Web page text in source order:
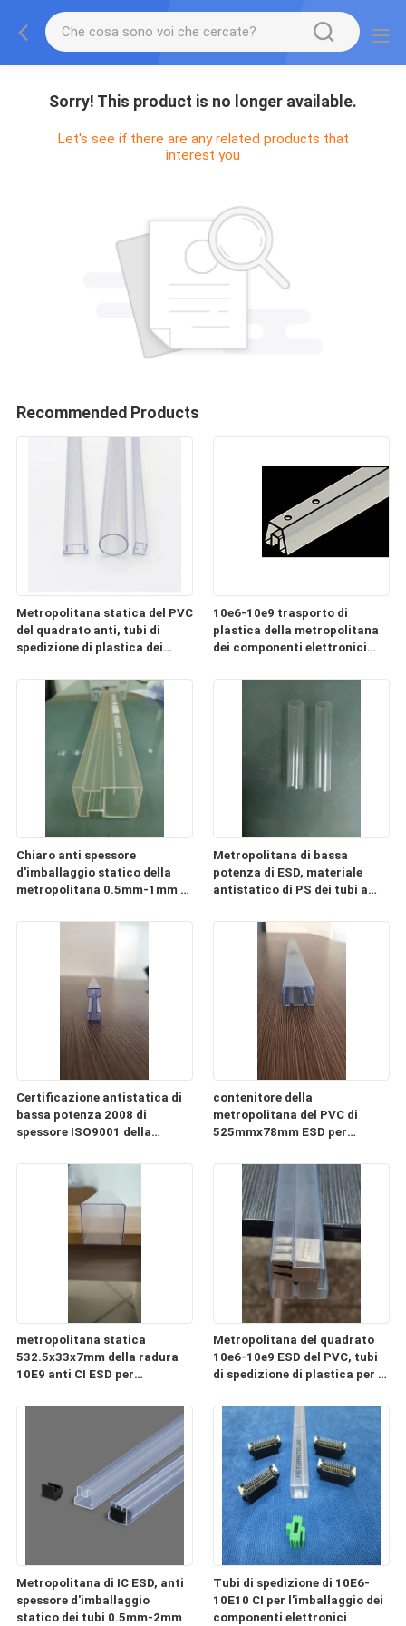
Sorry! This product is no longer available.
Let's see if there are any related products that
interest you
Recommended Products
Metropolitana statica del PVC
del quadrato anti, tubi di
spedizione di plastica dei
10e6-10e9 trasporto di
plastica della metropolitana
dei componenti elettronici
Chiaro anti spessore
d'imballaggio statico della
metropolitana 0.5mm-1mm di
metropolitana
Metropolitana di bassa
potenza di ESD, materiale
antistatico di PS dei tubi a
Certificazione antistatica di
bassa potenza 2008 di
spessore ISO9001 della
contenitore della
metropolitana del PVC di
525mmx78mm ESD per
alimentazione
metropolitana statica
532.5x33x7mm della radura
10E9 anti CI ESD per
Metropolitana del quadrato
10e6-10e9 ESD del PVC, tubi
di spedizione di plastica per i
Metropolitana di IC ESD, anti
spessore d'imballaggio
statico dei tubi 0.5mm-2mm
Tubi di spedizione di 10E6-
10E10 CI per l'imballaggio dei
componenti elettronici